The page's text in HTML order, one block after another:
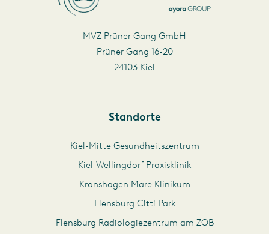
MVZ Prüner Gang GmbH
Prüner Gang 16-20
24103 Kiel
Standorte
Kiel-Mitte Gesundheitszentrum
Kiel-Wellingdorf Praxisklinik
Kronshagen Mare Klinikum
Flensburg Citti Park
Flensburg Radiologiezentrum am ZOB